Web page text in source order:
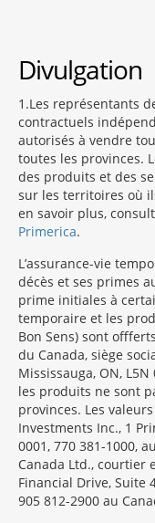
Divulgation
1 Les représentants
contractuels
autorisés à vendre
toutes les provinces.
des produits et des
sur les territoires où
en savoir plus,
Primerica.
L’assurance-vie
décès et ses primes
prime initiales à
temporaire et les
Bon Sens) sont
du Canada, siège
Mississauga, ON,
les produits ne sont
provinces. Les
Investments Inc., 1
0001, 770 381-1000,
Canada Ltd., courtier
Financial Drive, Suite
905 812-2900 au